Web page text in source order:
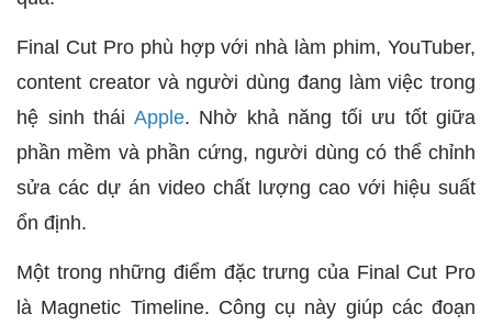
Final Cut Pro phù hợp với nhà làm phim, YouTuber,
content creator và người dùng đang làm việc trong
hệ sinh thái Apple. Nhờ khả năng tối ưu tốt giữa
phần mềm và phần cứng, người dùng có thể chỉnh
sửa các dự án video chất lượng cao với hiệu suất
ổn định.
Một trong những điểm đặc trưng của Final Cut Pro
là Magnetic Timeline. Công cụ này giúp các đoạn